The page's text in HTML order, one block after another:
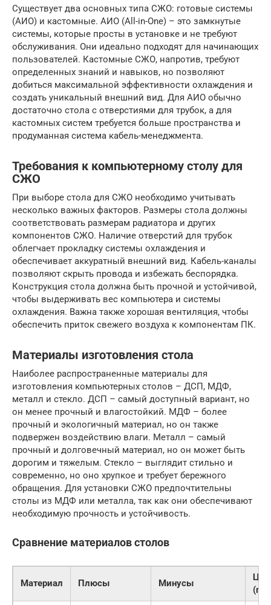
Существует два основных типа СЖО: готовые системы
(АИО) и кастомные. АИО (All-in-One) – это замкнутые
системы, которые просты в установке и не требуют
обслуживания. Они идеально подходят для начинающих
пользователей. Кастомные СЖО, напротив, требуют
определенных знаний и навыков, но позволяют
добиться максимальной эффективности охлаждения и
создать уникальный внешний вид. Для АИО обычно
достаточно стола с отверстиями для трубок, а для
кастомных систем требуется больше пространства и
продуманная система кабель-менеджмента.
Требования к компьютерному столу для
СЖО
При выборе стола для СЖО необходимо учитывать
несколько важных факторов. Размеры стола должны
соответствовать размерам радиатора и других
компонентов СЖО. Наличие отверстий для трубок
облегчает прокладку системы охлаждения и
обеспечивает аккуратный внешний вид. Кабель-каналы
позволяют скрыть провода и избежать беспорядка.
Конструкция стола должна быть прочной и устойчивой,
чтобы выдерживать вес компьютера и системы
охлаждения. Важна также хорошая вентиляция, чтобы
обеспечить приток свежего воздуха к компонентам ПК.
Материалы изготовления стола
Наиболее распространенные материалы для
изготовления компьютерных столов – ДСП, МДФ,
металл и стекло. ДСП – самый доступный вариант, но
он менее прочный и влагостойкий. МДФ – более
прочный и экологичный материал, но он также
подвержен воздействию влаги. Металл – самый
прочный и долговечный материал, но он может быть
дорогим и тяжелым. Стекло – выглядит стильно и
современно, но оно хрупкое и требует бережного
обращения. Для установки СЖО предпочтительны
столы из МДФ или металла, так как они обеспечивают
необходимую прочность и устойчивость.
Сравнение материалов столов
Материал Плюсы Минусы